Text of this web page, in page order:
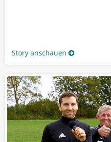
Story anschauen